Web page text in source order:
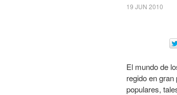
19 JUN 2010
El mundo de
regido en
populares,